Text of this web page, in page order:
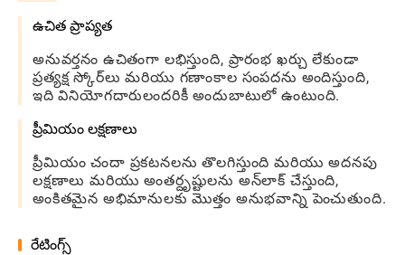
ఉచిత ప్రాప్యత
అనువర్తనం ఉచితంగా లభిస్తుంది, ప్రారంభ ఖర్చు లేకుండా
ప్రత్యక్ష స్కోర్‌లు మరియు గణాంకాల సంపదను అందిస్తుంది,
ఇది వినియోగదారులందరికీ అందుబాటులో ఉంటుంది.
ప్రీమియం లక్షణాలు
ప్రీమియం చందా ప్రకటనలను తొలగిస్తుంది మరియు అదనపు
లక్షణాలు మరియు అంతర్దృష్టులను అన్‌లాక్ చేస్తుంది,
అంకితమైన అభిమానులకు మొత్తం అనుభవాన్ని పెంచుతుంది.
రేటింగ్స్